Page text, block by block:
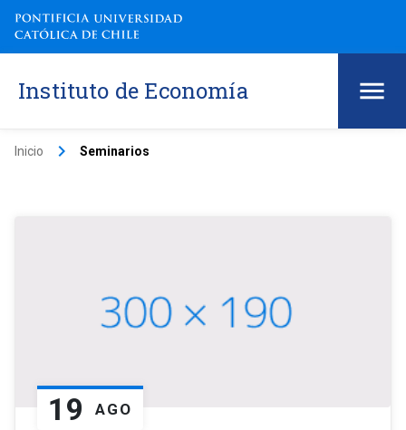
Instituto de Economía
Inicio keyboard_arrow_right Seminarios
19 AGO